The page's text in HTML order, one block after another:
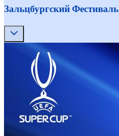
Зальцбургский Фестиваль